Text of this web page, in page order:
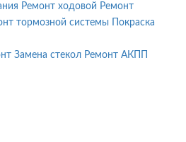
Ремонт ходовой Ремонт
тормозной системы
Покраска
Замена стекол Ремонт АКПП